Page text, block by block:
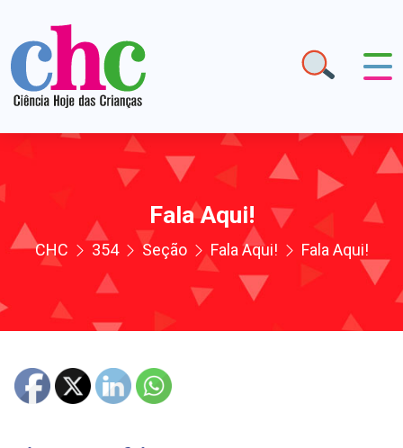
Fala Aqui!
CHC 354 Seção Fala Aqui! Fala Aqui!